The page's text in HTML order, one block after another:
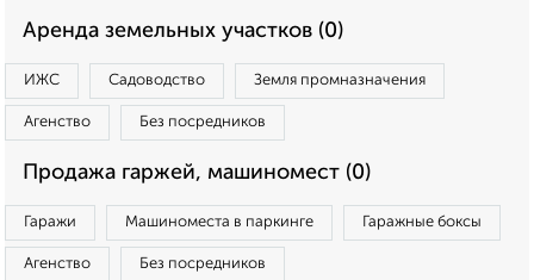
Аренда земельных участков (0)
ИЖС Садоводство Земля промназначения
Агенство Без посредников
Продажа гаржей, машиномест (0)
Гаражи Машиноместа в паркинге Гаражные боксы
Агенство Без посредников